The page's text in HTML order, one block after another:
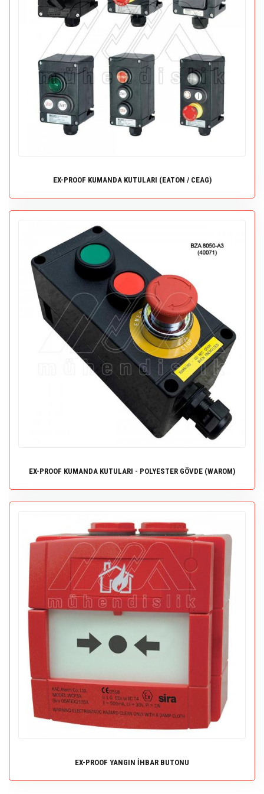
EX-PROOF KUMANDA KUTULARI (EATON / CEAG)
EX-PROOF KUMANDA KUTULARI - POLYESTER GÖVDE (WAROM)
EX-PROOF YANGIN İHBAR BUTONU